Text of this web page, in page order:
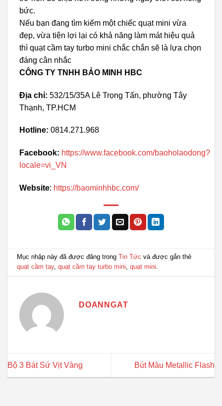
bức.
Nếu bạn đang tìm kiếm một chiếc quạt mini vừa
đẹp, vừa tiện lợi lại có khả năng làm mát hiệu quả
thì quạt cầm tay turbo mini chắc chắn sẽ là lựa chọn
đáng cân nhắc
CÔNG TY TNHH BẢO MINH HBC
Địa chỉ: 532/15/35A Lê Trọng Tấn, phường Tây
Thạnh, TP.HCM
Hotline: 0814.271.968
Facebook: https://www.facebook.com/baoholaodong?
locale=vi_VN
Website: https://baominhhbc.com/
Mục nhập này đã được đăng trongTin Tức và được gắn thẻ
quạt cầm tay,quạt cầm tay turbo mini,quạt mini.
DOANNGAT
Bộ 3 Bát Sứ Vịt Vàng Bút Màu Metallic Flash